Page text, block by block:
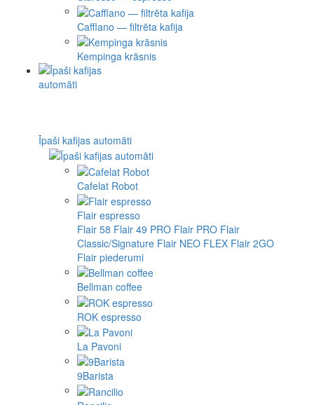
Cafflano — filtrēta kafija
Kempinga krāsnis
Īpaši kafijas automāti
Cafelat Robot
Flair espresso
Flair 58 Flair 49 PRO Flair PRO Flair
Classic/Signature Flair NEO FLEX Flair 2GO
Flair piederumi
Bellman coffee
ROK espresso
La Pavoni
9Barista